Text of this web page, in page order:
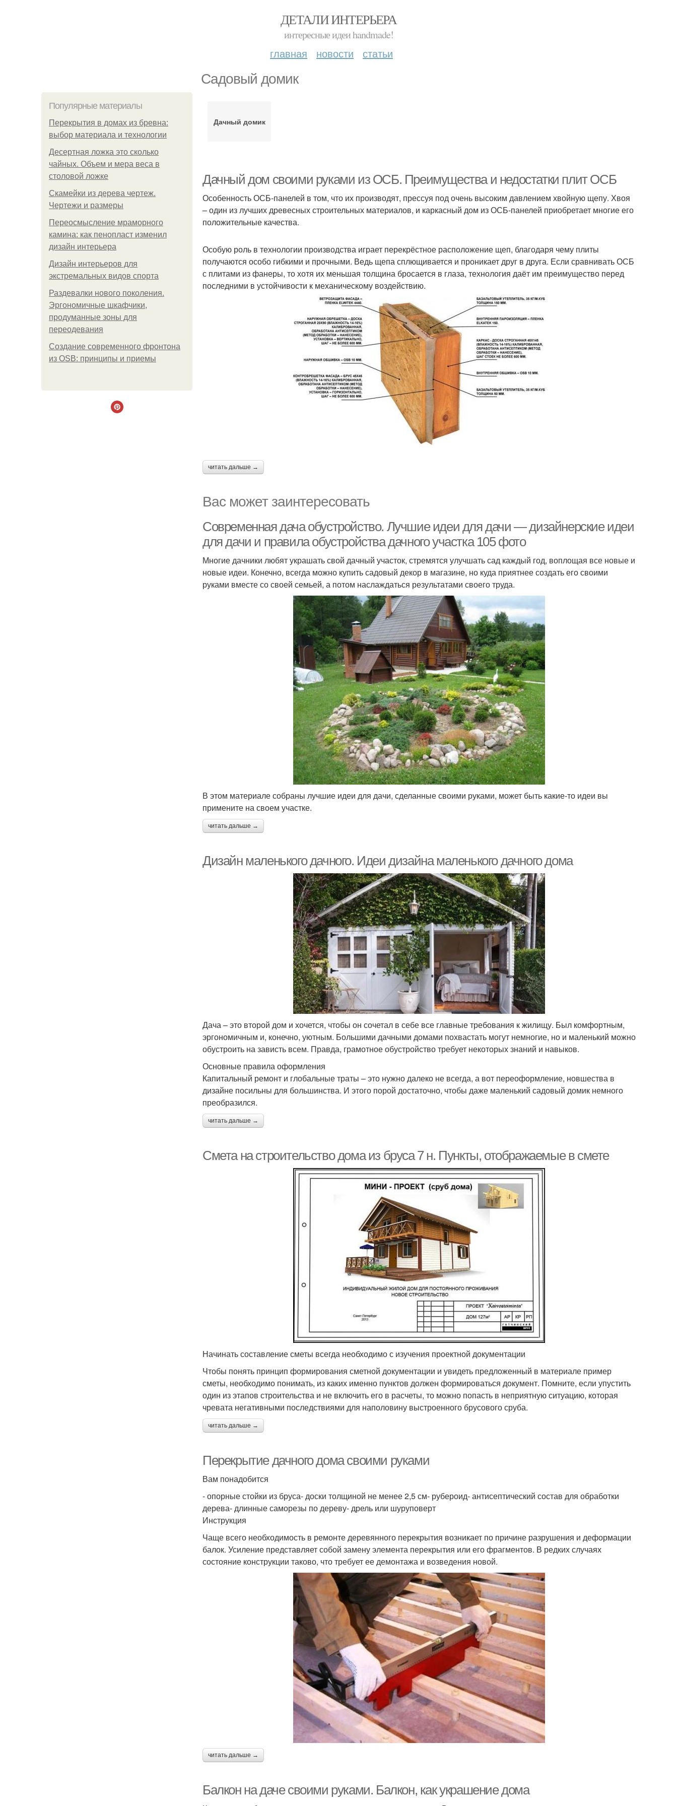
ДЕТАЛИ ИНТЕРЬЕРА
интересные идеи handmade!
главная новости статьи
Садовый домик
Популярные материалы
Перекрытия в домах из бревна:
выбор материала и технологии
Десертная ложка это сколько
чайных. Объем и мера веса в
столовой ложке
Скамейки из дерева чертеж.
Чертежи и размеры
Переосмысление мраморного
камина: как пенопласт изменил
дизайн интерьера
Дизайн интерьеров для
экстремальных видов спорта
Раздевалки нового поколения.
Эргономичные шкафчики,
продуманные зоны для
переодевания
Создание современного фронтона
из OSB: принципы и приемы
Дачный домик
Дачный дом своими руками из ОСБ. Преимущества и недостатки плит ОСБ
Особенность ОСБ-панелей в том, что их производят, прессуя под очень высоким давлением хвойную щепу. Хвоя
– один из лучших древесных строительных материалов, и каркасный дом из ОСБ-панелей приобретает многие его
положительные качества.
Особую роль в технологии производства играет перекрёстное расположение щеп, благодаря чему плиты
получаются особо гибкими и прочными. Ведь щепа сплющивается и проникает друг в друга. Если сравнивать ОСБ
с плитами из фанеры, то хотя их меньшая толщина бросается в глаза, технология даёт им преимущество перед
последними в устойчивости к механическому воздействию.
читать дальше →
Вас может заинтересовать
Современная дача обустройство. Лучшие идеи для дачи — дизайнерские идеи
для дачи и правила обустройства дачного участка 105 фото
Многие дачники любят украшать свой дачный участок, стремятся улучшать сад каждый год, воплощая все новые и
новые идеи. Конечно, всегда можно купить садовый декор в магазине, но куда приятнее создать его своими
руками вместе со своей семьей, а потом наслаждаться результатами своего труда.
В этом материале собраны лучшие идеи для дачи, сделанные своими руками, может быть какие-то идеи вы
примените на своем участке.
читать дальше →
Дизайн маленького дачного. Идеи дизайна маленького дачного дома
Дача – это второй дом и хочется, чтобы он сочетал в себе все главные требования к жилищу. Был комфортным,
эргономичным и, конечно, уютным. Большими дачными домами похвастать могут немногие, но и маленький можно
обустроить на зависть всем. Правда, грамотное обустройство требует некоторых знаний и навыков.
Основные правила оформления
Капитальный ремонт и глобальные траты – это нужно далеко не всегда, а вот переоформление, новшества в
дизайне посильны для большинства. И этого порой достаточно, чтобы даже маленький садовый домик немного
преобразился.
читать дальше →
Смета на строительство дома из бруса 7 н. Пункты, отображаемые в смете
Начинать составление сметы всегда необходимо с изучения проектной документации
Чтобы понять принцип формирования сметной документации и увидеть предложенный в материале пример
сметы, необходимо понимать, из каких именно пунктов должен формироваться документ. Помните, если упустить
один из этапов строительства и не включить его в расчеты, то можно попасть в неприятную ситуацию, которая
чревата негативными последствиями для наполовину выстроенного брусового сруба.
читать дальше →
Перекрытие дачного дома своими руками
Вам понадобится
- опорные стойки из бруса- доски толщиной не менее 2,5 см- рубероид- антисептический состав для обработки
дерева- длинные саморезы по дереву- дрель или шуруповерт
Инструкция
Чаще всего необходимость в ремонте деревянного перекрытия возникает по причине разрушения и деформации
балок. Усиление представляет собой замену элемента перекрытия или его фрагментов. В редких случаях
состояние конструкции таково, что требует ее демонтажа и возведения новой.
читать дальше →
Балкон на даче своими руками. Балкон, как украшение дома